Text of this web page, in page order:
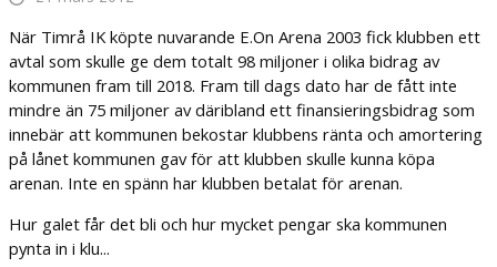
När Timrå IK köpte nuvarande E.On Arena 2003 fick klubben ett
avtal som skulle ge dem totalt 98 miljoner i olika bidrag av
kommunen fram till 2018. Fram till dags dato har de fått inte
mindre än 75 miljoner av däribland ett finansieringsbidrag som
innebär att kommunen bekostar klubbens ränta och amortering
på lånet kommunen gav för att klubben skulle kunna köpa
arenan. Inte en spänn har klubben betalat för arenan.
Hur galet får det bli och hur mycket pengar ska kommunen
pynta in i klu...